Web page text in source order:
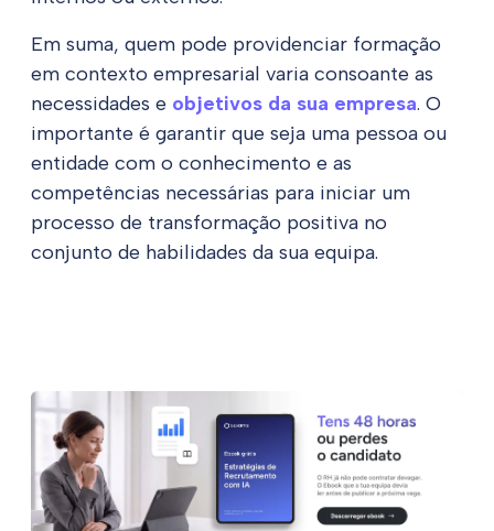
Em suma, quem pode providenciar formação
em contexto empresarial varia consoante as
necessidades e objetivos da sua empresa. O
importante é garantir que seja uma pessoa ou
entidade com o conhecimento e as
competências necessárias para iniciar um
processo de transformação positiva no
conjunto de habilidades da sua equipa.